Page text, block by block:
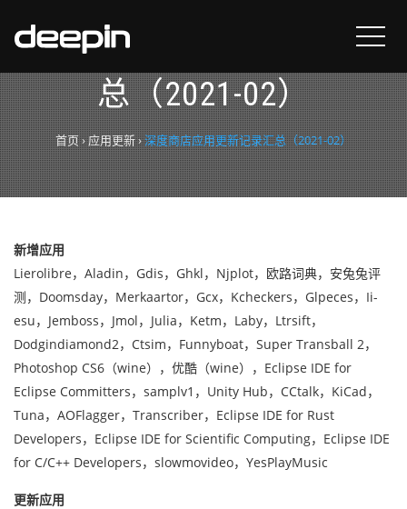
深度商店应用更新记录汇
总（2021-02）
首页› 应用更新› 深度商店应用更新记录汇总（2021-02）
新增应用
Lierolibre，Aladin，Gdis，Ghkl，Njplot，欧路词典，安兔兔评
测，Doomsday，Merkaartor，Gcx，Kcheckers，Glpeces，Ii-
esu，Jemboss，Jmol，Julia，Ketm，Laby，Ltrsift，
Dodgindiamond2，Ctsim，Funnyboat，Super Transball 2，
Photoshop CS6（wine），优酷（wine），Eclipse IDE for
Eclipse Committers，samplv1，Unity Hub，CCtalk，KiCad，
Tuna，AOFlagger，Transcriber，Eclipse IDE for Rust
Developers，Eclipse IDE for Scientific Computing，Eclipse IDE
for C/C++ Developers，slowmovideo，YesPlayMusic
更新应用